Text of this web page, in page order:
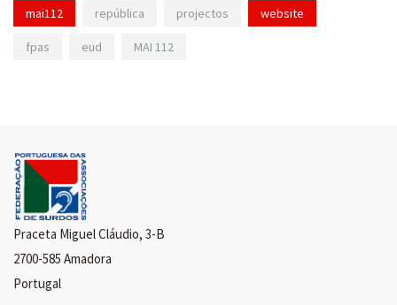
mai112 república projectos website
fpas eud MAI 112
Praceta Miguel Cláudio, 3-B
2700-585 Amadora
Portugal